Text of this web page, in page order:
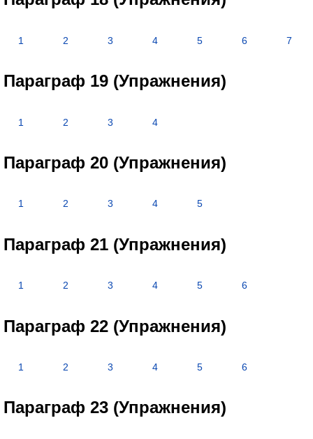
1 2 3 4 5 6 7
Параграф 19 (Упражнения)
1 2 3 4
Параграф 20 (Упражнения)
1 2 3 4 5
Параграф 21 (Упражнения)
1 2 3 4 5 6
Параграф 22 (Упражнения)
1 2 3 4 5 6
Параграф 23 (Упражнения)